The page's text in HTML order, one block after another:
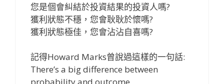
您是個會糾結於投資結果的投資人嗎?
獲利狀態不穩，您會耿耿於懷嗎?
獲利狀態極佳，您會沾沾自喜嗎?
記得Howard Marks曾說過這樣的一句話:
There’s a big difference between